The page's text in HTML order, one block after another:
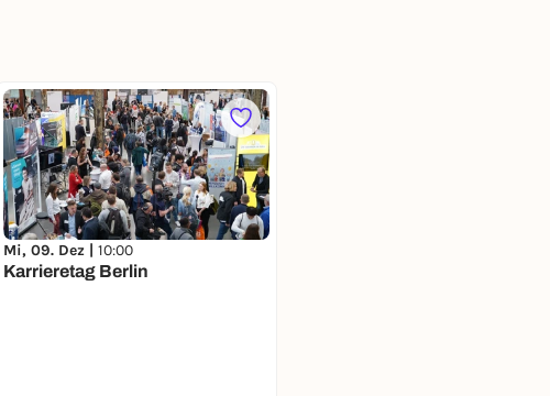
Mi, 09. Dez | 10:00
Karrieretag Berlin